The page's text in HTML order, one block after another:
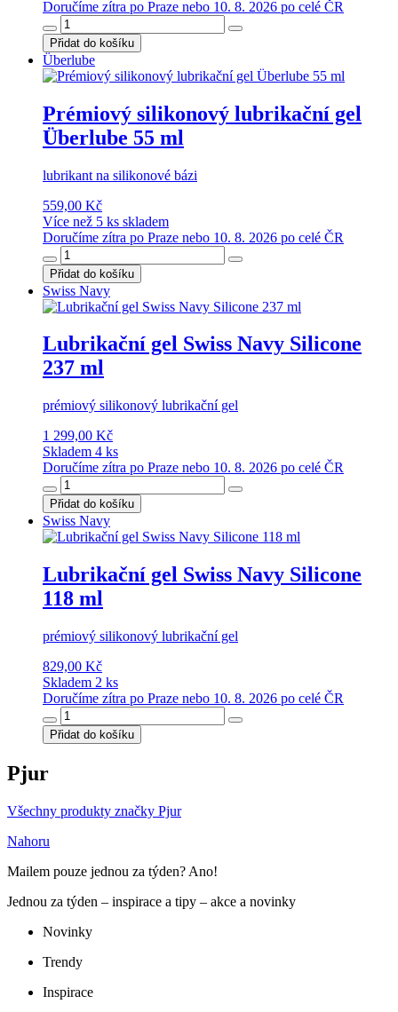
Doručíme zítra po Praze nebo 10. 8. 2026 po celé ČR
Přidat do košíku
Überlube
Prémiový silikonový lubrikační gel
Überlube 55 ml
lubrikant na silikonové bázi
559,00 Kč
Více než 5 ks skladem
Doručíme zítra po Praze nebo 10. 8. 2026 po celé ČR
Přidat do košíku
Swiss Navy
Lubrikační gel Swiss Navy Silicone
237 ml
prémiový silikonový lubrikační gel
1 299,00 Kč
Skladem 4 ks
Doručíme zítra po Praze nebo 10. 8. 2026 po celé ČR
Přidat do košíku
Swiss Navy
Lubrikační gel Swiss Navy Silicone
118 ml
prémiový silikonový lubrikační gel
829,00 Kč
Skladem 2 ks
Doručíme zítra po Praze nebo 10. 8. 2026 po celé ČR
Přidat do košíku
Pjur
Všechny produkty značky Pjur
Nahoru
Mailem pouze jednou za týden? Ano!
Jednou za týden – inspirace a tipy – akce a novinky
Novinky
Trendy
Inspirace